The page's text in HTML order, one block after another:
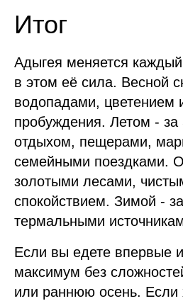
Итог
Адыгея меняется
в этом её сила. Весной
водопадами,
пробуждения. Летом - за
отдыхом, пещерами,
семейными поездками.
золотыми лесами,
спокойствием. Зимой -
термальными
Если вы едете впервые
максимум без
или раннюю осень. Если